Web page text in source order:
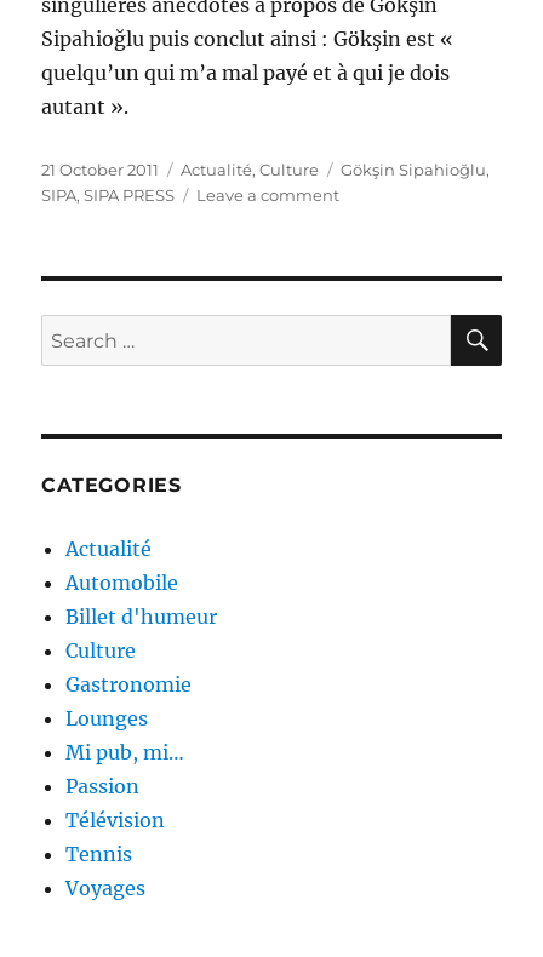
singulières anecdotes à propos de Gökşin
Sipahioğlu puis conclut ainsi : Gökşin est «
quelqu’un qui m’a mal payé et à qui je dois
autant ».
Posted
on
21 October 2011 Categories
Actualité,Culture Tags
Gökşin Sipahioğlu,
SIPA,SIPA PRESS Leave a commenton
Search
for:
CATEGORIES
Actualité
Automobile
Billet d'humeur
Culture
Gastronomie
Lounges
Mi pub, mi…
Passion
Télévision
Tennis
Voyages